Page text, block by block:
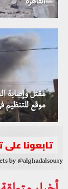
القاهرة
مقتل وإصابة
موقع للتنظيم
تابعونا على
by @alghadalsoury